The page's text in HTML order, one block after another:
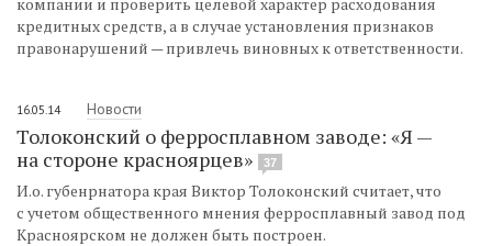
кредитных средств, а в случае установления признаков
правонарушений — привлечь виновных к ответственности.
16.05.14 Новости
Толоконский о ферросплавном заводе: «Я —
на стороне красноярцев»
37
И.о. губенрнатора края Виктор Толоконский считает, что
с учетом общественного мнения ферросплавный завод под
Красноярском не должен быть построен.